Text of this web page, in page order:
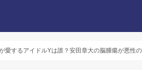
愛するアイドルYは誰？安田章大の脳腫瘍が悪性